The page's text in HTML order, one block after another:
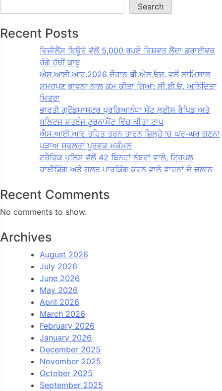
Search
Recent Posts
ਵਿਜੀਲੈਂਸ ਬਿਊਰੋ ਵੱਲੋਂ 5,000 ਰੁਪਏ ਰਿਸ਼ਵਤ ਲੈਂਦਾ ਡਰਾਈਵਰ
ਰੰਗੇ ਹੱਥੀਂ ਕਾਬੂ
ਐਸ.ਆਈ.ਆਰ.2026 ਦੌਰਾਨ ਬੀ.ਐਲ.ਓਜ. ਵਲੋਂ ਲਾਮਿਸਾਲ
ਸਮਰਪਣ ਭਾਵਨਾ ਨਾਲ ਕੰਮ ਕੀਤਾ ਗਿਆ: ਸੀ.ਈ.ਓ. ਅਨਿੰਦਿਤਾ
ਮਿਤਰਾ
ਭਾਰਤੀ ਗ੍ਰੈਂਡਮਾਸਟਰ ਪ੍ਰਗਿਆਨੰਧਾ ਸੇਂਟ ਲੁਈਸ ਰੈਪਿਡ ਅਤੇ
ਬਲਿਟਜ਼ ਸ਼ਤਰੰਜ ਟੂਰਨਾਮੈਂਟ ਵਿੱਚ ਕੀਤਾ ਟਾਪ
ਐਸ.ਆਈ.ਆਰ ਤਹਿਤ ਤਰਨ ਤਾਰਨ ਜ਼ਿਲ੍ਹੇ ‘ਚ ਘਰ-ਘਰ ਗਣਨਾ
ਪੜਾਅ ਸਫਲਤਾ ਪੂਰਵਕ ਮੁਕੰਮਲ
ਟਰੈਫਿਕ ਪੁਲਿਸ ਵੱਲੋਂ 42 ਬਿਨ੍ਹਾਂ ਨੰਬਰਾਂ ਵਾਲੇ, ਟ੍ਰਿਪਲ
ਰਾਈਡਿੰਗ ਅਤੇ ਗਲਤ ਪਾਰਕਿੰਗ ਕਰਨ ਵਾਲੇ ਵਾਹਨਾਂ ਦੇ ਚਲਾਨ
Recent Comments
No comments to show.
Archives
August 2026
July 2026
June 2026
May 2026
April 2026
March 2026
February 2026
January 2026
December 2025
November 2025
October 2025
September 2025